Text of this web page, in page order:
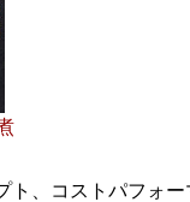
、コストパフォー